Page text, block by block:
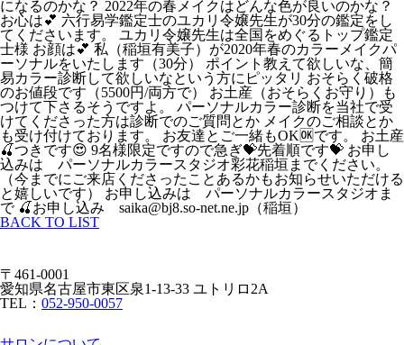
になるのかな？ 2022年の春メイクはどんな色が良いのかな？
お心は💕 六行易学鑑定士のユカリ令嬢先生が30分の鑑定をし
てくださいます。 ユカリ令嬢先生は全国をめぐるトップ鑑定
士様 お顔は💕 私（稲垣有美子）が2020年春のカラーメイクパ
ーソナルをいたします（30分） ポイント教えて欲しいな、簡
易カラー診断して欲しいなという方にピッタリ おそらく破格
のお値段です（5500円/両方で） お土産（おそらくお守り）も
つけて下さるそうですよ。 パーソナルカラー診断を当社で受
けてくださった方は診断でのご質問とか メイクのご相談とか
も受け付けております。 お友達とご一緒もOK🆗️です。 お土産
🍒つきです😍 9名様限定ですので急ぎ💝先着順です💝 お申し
込みは パーソナルカラースタジオ彩花稲垣までください。
（今までにご来店くださったことあるかもお知らせいただける
と嬉しいです） お申し込みは パーソナルカラースタジオま
で 🍒お申し込み saika@bj8.so-net.ne.jp（稲垣）
BACK TO LIST
〒461-0001
愛知県名古屋市東区泉1-13-33 ユトリロ2A
TEL： 052-950-0057